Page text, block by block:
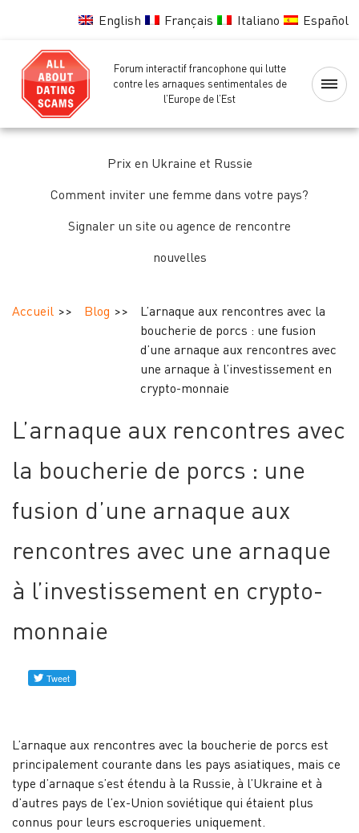
English Français Italiano Español
Forum interactif francophone qui lutte
contre les arnaques sentimentales de
l’Europe de l’Est
Accueil
Liste
femmes
Vérification
Contacez-
nous
Nouvelles
Prix en Ukraine et Russie
Comment inviter une femme dans votre pays?
Signaler un site ou agence de rencontre
nouvelles
Accueil Blog
L’arnaque aux rencontres avec la
boucherie de porcs : une fusion
d’une arnaque aux rencontres avec
une arnaque à l’investissement en
crypto-monnaie
L’arnaque aux rencontres avec
la boucherie de porcs : une
fusion d’une arnaque aux
rencontres avec une arnaque
à l’investissement en crypto-
monnaie
L’arnaque aux rencontres avec la boucherie de porcs est
principalement courante dans les pays asiatiques, mais ce
type d’arnaque s’est étendu à la Russie, à l’Ukraine et à
d’autres pays de l’ex-Union soviétique qui étaient plus
connus pour leurs escroqueries uniquement.